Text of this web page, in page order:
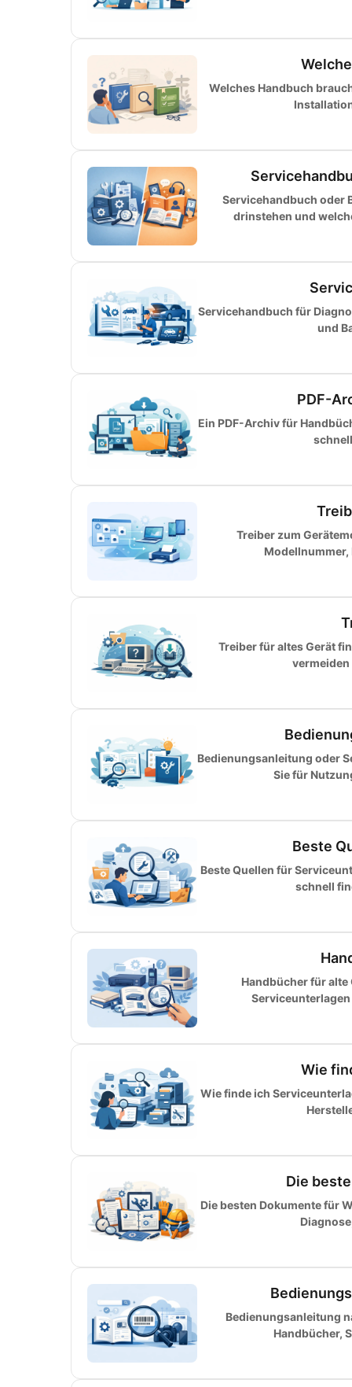
Welches Handbuch
Servicehandbuch oder
drinstehen und
Servicehandbuch für
und
PDF-
Ein PDF-Archiv für
Treiber zum
Treiber für altes Gerät
vermeiden
Bedienungsanleitung oder
Sie für
Beste
Beste Quellen für
schnell
Handbücher für alte
Wie
Wie finde ich
Die
Die besten Dokumente für
Bedienungsanleitung
Handbücher,